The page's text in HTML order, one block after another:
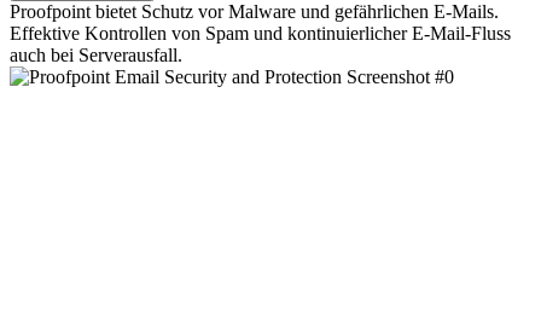
Proofpoint bietet Schutz vor Malware und gefährlichen E-Mails.
Effektive Kontrollen von Spam und kontinuierlicher E-Mail-Fluss
auch bei Serverausfall.